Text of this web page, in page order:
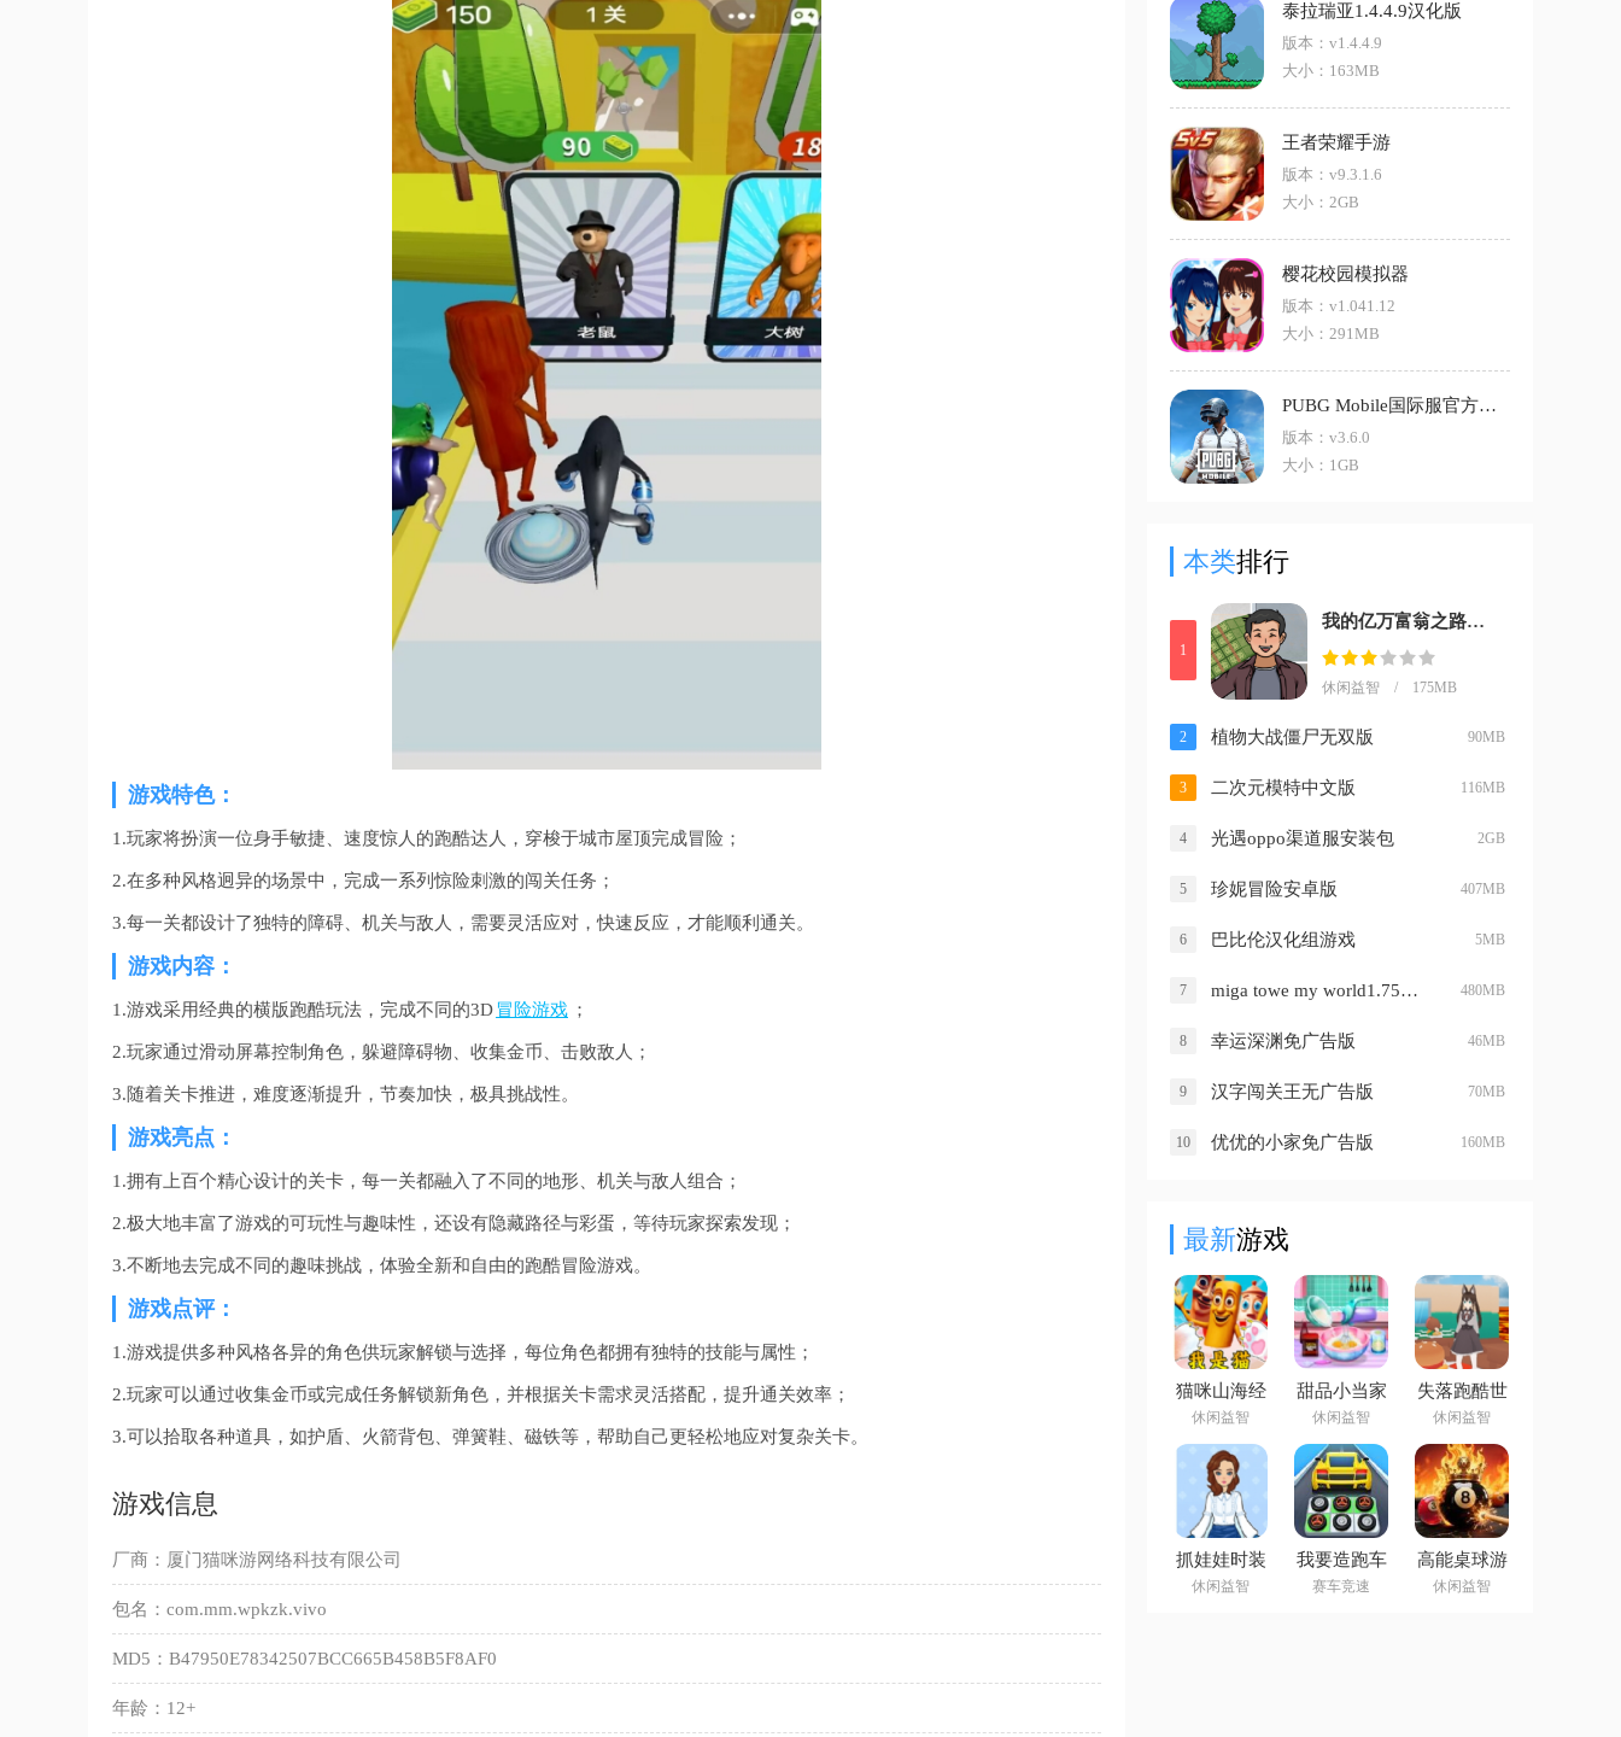
游戏特色：
1.玩家将扮演一位身手敏捷、速度惊人的跑酷达人，穿梭于城市屋顶完成冒险；
2.在多种风格迥异的场景中，完成一系列惊险刺激的闯关任务；
3.每一关都设计了独特的障碍、机关与敌人，需要灵活应对，快速反应，才能顺利通关。
游戏内容：
1.游戏采用经典的横版跑酷玩法，完成不同的3D冒险游戏 ；
2.玩家通过滑动屏幕控制角色，躲避障碍物、收集金币、击败敌人；
3.随着关卡推进，难度逐渐提升，节奏加快，极具挑战性。
游戏亮点：
1.拥有上百个精心设计的关卡，每一关都融入了不同的地形、机关与敌人组合；
2.极大地丰富了游戏的可玩性与趣味性，还设有隐藏路径与彩蛋，等待玩家探索发现；
3.不断地去完成不同的趣味挑战，体验全新和自由的跑酷冒险游戏。
游戏点评：
1.游戏提供多种风格各异的角色供玩家解锁与选择，每位角色都拥有独特的技能与属性；
2.玩家可以通过收集金币或完成任务解锁新角色，并根据关卡需求灵活搭配，提升通关效率；
3.可以拾取各种道具，如护盾、火箭背包、弹簧鞋、磁铁等，帮助自己更轻松地应对复杂关卡。
游戏信息
厂商：厦门猫咪游网络科技有限公司
包名：com.mm.wpkzk.vivo
MD5：B47950E78342507BCC665B458B5F8AF0
年龄：12+
泰拉瑞亚1.4.4.9汉化版
版本：v1.4.4.9
大小：163MB
王者荣耀手游
版本：v9.3.1.6
大小：2GB
樱花校园模拟器
版本：v1.041.12
大小：291MB
PUBG Mobile国际服官方免费正版
版本：v3.6.0
大小：1GB
本类排行
1
我的亿万富翁之路安卓版
休闲益智 / 175MB
2 植物大战僵尸无双版 90MB
3 二次元模特中文版 116MB
4 光遇oppo渠道服安装包 2GB
5 珍妮冒险安卓版 407MB
6 巴比伦汉化组游戏 5MB
7 miga towe my world1.75无广告版 480MB
8 幸运深渊免广告版 46MB
9 汉字闯关王无广告版 70MB
10 优优的小家免广告版 160MB
最新游戏
猫咪山海经
模拟器安卓
版
休闲益智
甜品小当家
游戏
休闲益智
失落跑酷世
界游戏
休闲益智
抓娃娃时装
秀手机版
休闲益智
我要造跑车
游戏
赛车竞速
高能桌球游
戏
休闲益智